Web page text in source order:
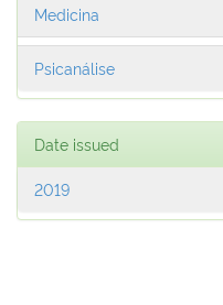
Medicina
Psicanálise
Date issued
2019